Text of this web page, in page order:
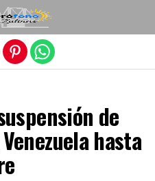
de
hasta
móvil